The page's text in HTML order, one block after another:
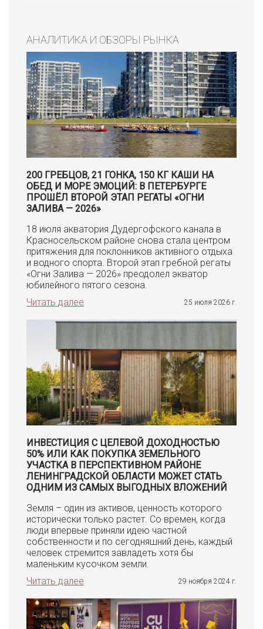
АНАЛИТИКА И ОБЗОРЫ РЫНКА
200 ГРЕБЦОВ, 21 ГОНКА, 150 КГ КАШИ НА
ОБЕД И МОРЕ ЭМОЦИЙ: В ПЕТЕРБУРГЕ
ПРОШЁЛ ВТОРОЙ ЭТАП РЕГАТЫ «ОГНИ
ЗАЛИВА — 2026»
18 июля акватория Дудергофского канала в
Красносельском районе снова стала центром
притяжения для поклонников активного отдыха
и водного спорта. Второй этап гребной регаты
«Огни Залива — 2026» преодолел экватор
юбилейного пятого сезона.
Читать далее
25 июля 2026 г.
ИНВЕСТИЦИЯ С ЦЕЛЕВОЙ ДОХОДНОСТЬЮ
50% ИЛИ КАК ПОКУПКА ЗЕМЕЛЬНОГО
УЧАСТКА В ПЕРСПЕКТИВНОМ РАЙОНЕ
ЛЕНИНГРАДСКОЙ ОБЛАСТИ МОЖЕТ СТАТЬ
ОДНИМ ИЗ САМЫХ ВЫГОДНЫХ ВЛОЖЕНИЙ
Земля – один из активов, ценность которого
исторически только растет. Со времен, когда
люди впервые приняли идею частной
собственности и по сегодняшний день, каждый
человек стремится завладеть хотя бы
маленьким кусочком земли.
Читать далее
29 ноября 2024 г.